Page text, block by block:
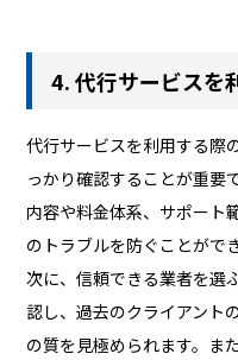
4. 代行サービスを
代行サービスを利用する際
っかり確認することが重要
内容や料金体系、サポート
のトラブルを防ぐことがで
次に、信頼できる業者を選
認し、過去のクライアント
の質を見極められます。ま